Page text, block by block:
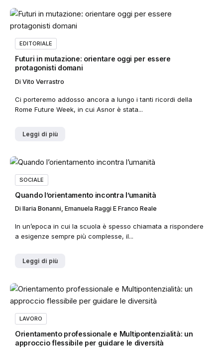
EDITORIALE
Futuri in mutazione: orientare oggi per essere
protagonisti domani
Di Vito Verrastro
Ci porteremo addosso ancora a lungo i tanti ricordi della
Rome Future Week, in cui Asnor è stata...
Leggi di più
SOCIALE
Quando l’orientamento incontra l’umanità
Di Ilaria Bonanni, Emanuela Raggi E Franco Reale
In un’epoca in cui la scuola è spesso chiamata a rispondere
a esigenze sempre più complesse, il...
Leggi di più
LAVORO
Orientamento professionale e Multipontenzialità: un
approccio flessibile per guidare le diversità